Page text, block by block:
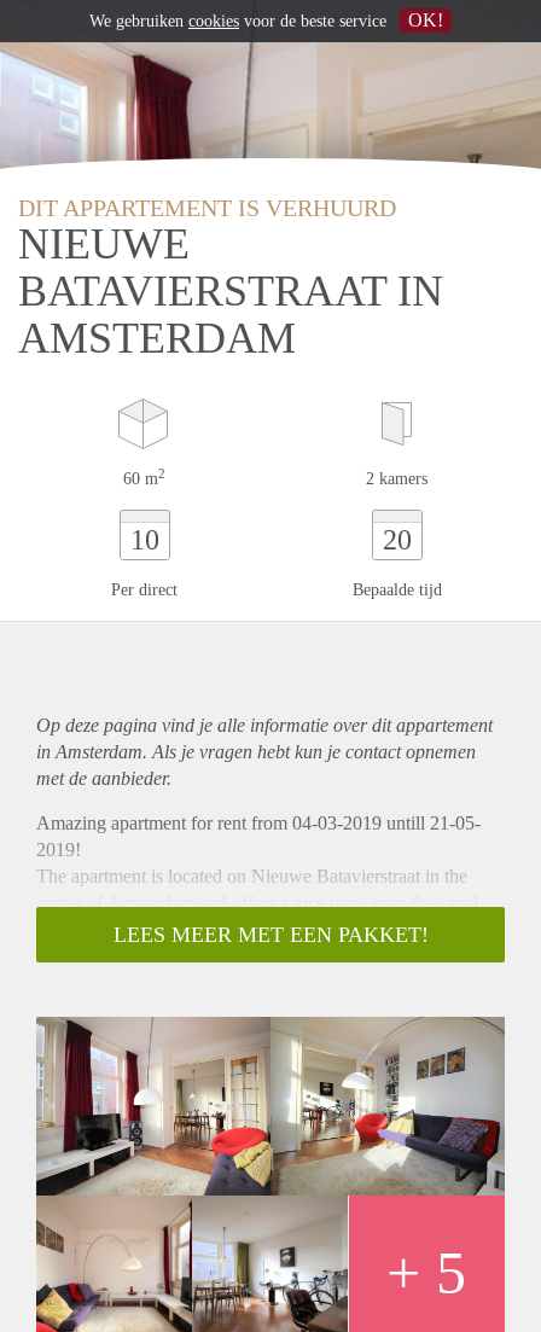
DIT APPARTEMENT IS VERHUURD
NIEUWE
BATAVIERSTRAAT IN
AMSTERDAM
60 m2 2 kamers
10
Per direct
20
Bepaalde tijd
Op deze pagina vind je alle informatie over ditappartement
in Amsterdam. Als je vragen hebt kun je contact opnemen
met de aanbieder.
Amazing apartment for rent from 04-03-2019 untill 21-05-
2019!
The apartment is located on Nieuwe Batavierstraat in the
center of Amsterdam and offers a nice view over the canal.
The apartment is within walking distance of the Central
Station and also easy to reach by public transport and car.
months)
- 1 bedroom
- Fully furnished
- 1st floor reachable by stairs
- Kitchen with all appliances
- Bathroom with seperate shower, sink, toilet and
washer/dryer combi
- Wooden floors
- Registration possible
Rental price € 1575,- ALL IN
Deposit equal to 2 month rent
LEES MEER MET EEN PAKKET!
+ 5
We gebruiken cookies voor de beste service OK!